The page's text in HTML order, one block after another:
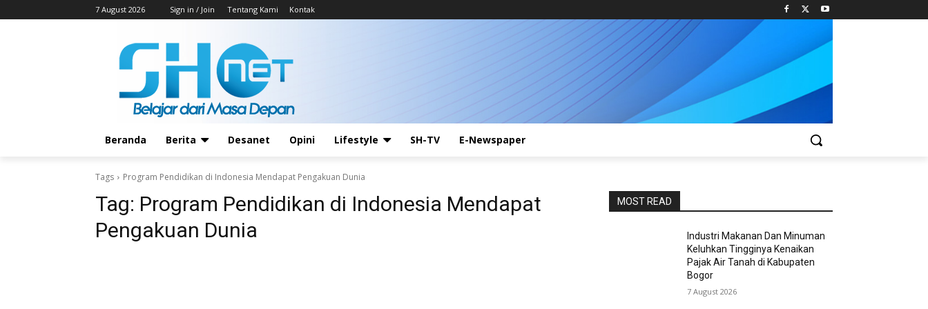
7 August 2026 Sign in / Join Tentang Kami Kontak
Beranda Berita Desanet Opini Lifestyle SH-TV E-Newspaper
Tags Program Pendidikan di Indonesia Mendapat Pengakuan Dunia
Tag: Program Pendidikan di Indonesia Mendapat
Pengakuan Dunia
MOST READ
Industri Makanan Dan Minuman
Keluhkan Tingginya Kenaikan
Pajak Air Tanah di Kabupaten
Bogor
7 August 2026